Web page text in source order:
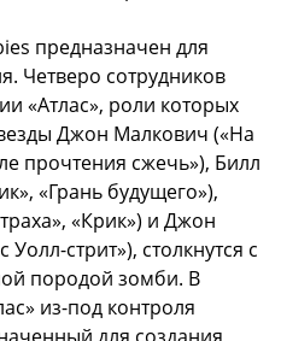
предназначен для
Четверо сотрудников
«Атлас», роли которых
Джон Малкович («На
прочтения сжечь»), Билл
«Грань будущего»),
«Крик») и Джон
Уолл-стрит»), столкнутся с
породой зомби. В
из-под контроля